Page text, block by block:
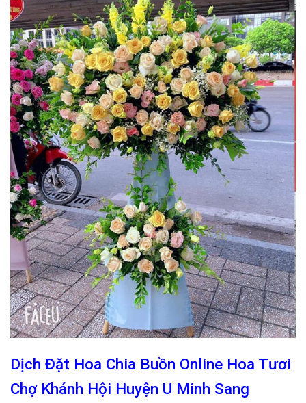
Dịch Đặt Hoa Chia Buồn Online Hoa Tươi
Chợ Khánh Hội Huyện U Minh Sang